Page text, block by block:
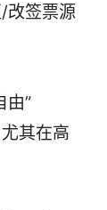
改签票源
由”
其在高